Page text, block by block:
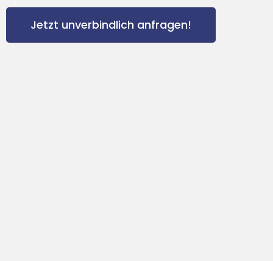
Jetzt unverbindlich anfragen!